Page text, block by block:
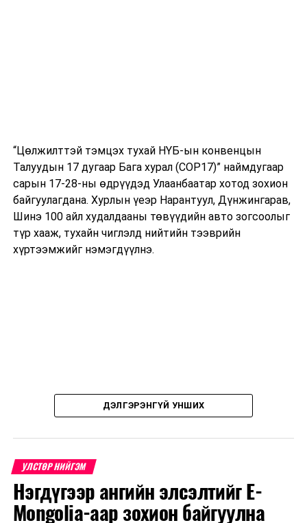
ДАРААХ МЭДЭЭ
Хөнгөлөлттэй эмийн цахим жор бичих А,B,C,D ангиллын
журмыг хэрэгжүүлнэ
ӨМНӨХ МЭДЭЭ
Улаанбаатарт өдөртөө 25 хэм дулаан
“Цөлжилттэй тэмцэх тухай НҮБ-ын конвенцын
Талуудын 17 дугаар Бага хурал (COP17)” наймдугаар
сарын 17-28-ны өдрүүдэд Улаанбаатар хотод зохион
байгуулагдана. Хурлын үеэр Нарантуул, Дүнжингарав,
Шинэ 100 айл худалдааны төвүүдийн авто зогсоолыг
түр хааж, тухайн чиглэлд нийтийн тээврийн
хүртээмжийг нэмэгдүүлнэ.
ДЭЛГЭРЭНГҮЙ УНШИХ
УЛСТӨР НИЙГЭМ
Нэгдүгээр ангийн элсэлтийг E-
Mongolia-аар зохион байгуулна